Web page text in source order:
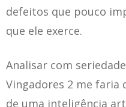
defeitos que pouco
que ele exerce.
Analisar com
Vingadores 2 me faria
de uma inteligência